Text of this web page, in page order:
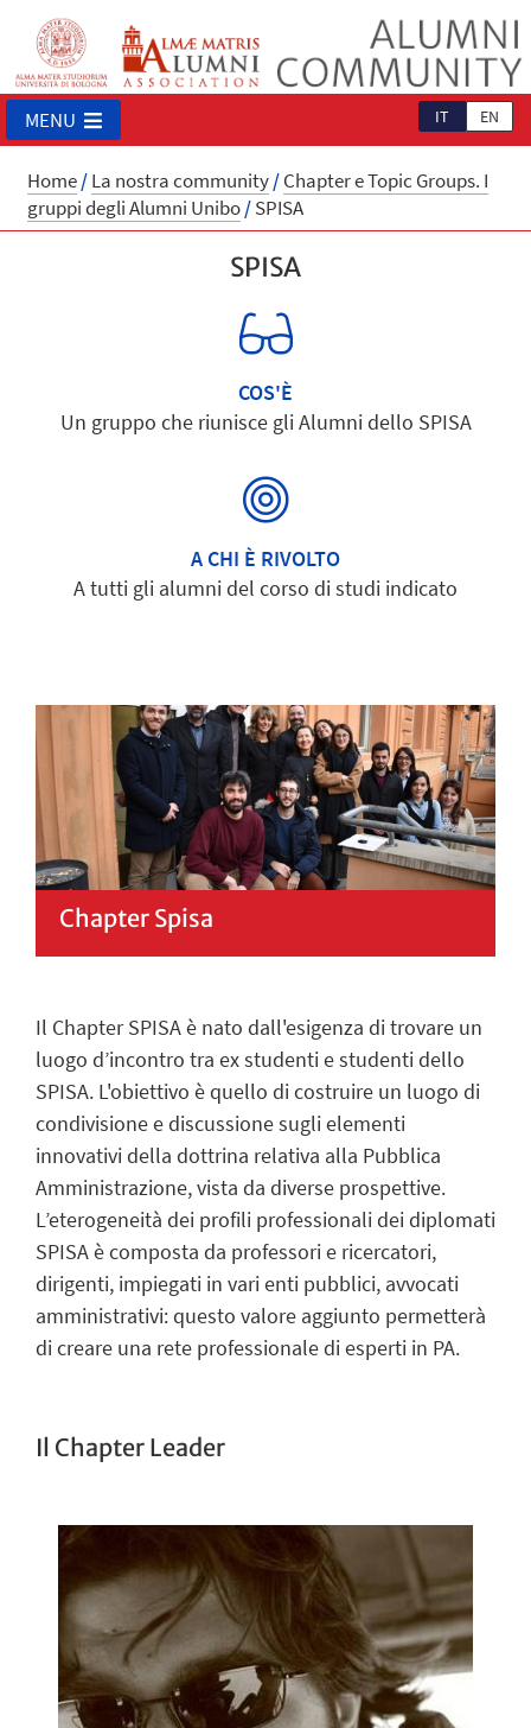
IT EN
MENU
Home/La nostra community/Chapter e Topic Groups. I
gruppi degli Alumni Unibo/SPISA
SPISA
COS'È
Un gruppo che riunisce gli Alumni dello SPISA
A CHI È RIVOLTO
A tutti gli alumni del corso di studi indicato
Chapter Spisa
Il Chapter SPISAè nato dall'esigenza di trovare un
luogo d’incontro tra ex studenti e studentidello
SPISA. L'obiettivo è quello di costruire un luogo di
condivisione e discussione sugli elementi
innovativi della dottrina relativa alla Pubblica
Amministrazione, vista da diverse prospettive.
L’eterogeneità dei profili professionali dei diplomati
SPISA è composta da professori e ricercatori,
dirigenti, impiegati in vari enti pubblici, avvocati
amministrativi: questo valore aggiunto permetterà
di creare una rete professionale di esperti in PA.
Il Chapter Leader